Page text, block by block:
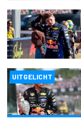
UITGELICHT